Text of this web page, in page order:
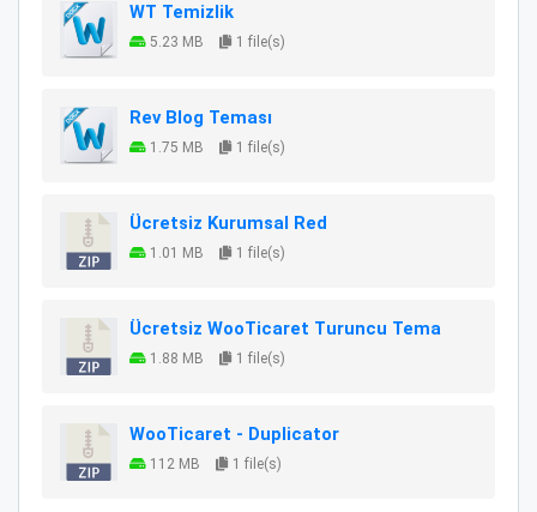
WT Temizlik
5.23 MB 1 file(s)
Rev Blog Teması
1.75 MB 1 file(s)
Ücretsiz Kurumsal Red
1.01 MB 1 file(s)
Ücretsiz WooTicaret Turuncu Tema
1.88 MB 1 file(s)
WooTicaret - Duplicator
112 MB 1 file(s)